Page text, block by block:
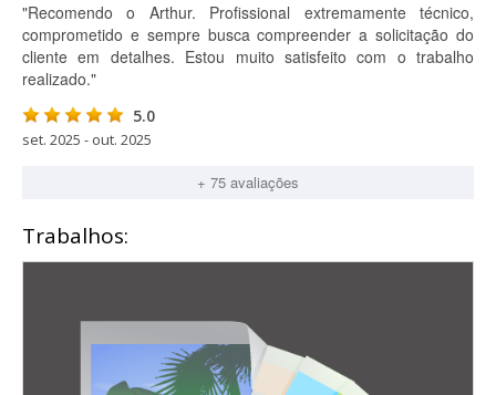
"Recomendo o Arthur. Profissional extremamente técnico,
comprometido e sempre busca compreender a solicitação do
cliente em detalhes. Estou muito satisfeito com o trabalho
realizado."
5.0
set. 2025 - out. 2025
+ 75 avaliações
Trabalhos: